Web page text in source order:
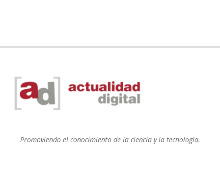
Promoviendo el conocimiento de la ciencia y la tecnología.